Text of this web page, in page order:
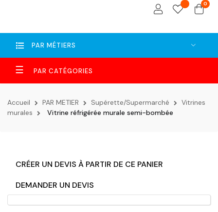
0
PAR MÉTIERS
Basculer
la
navigation
☰
Accueil PAR METIER Supérette/Supermarché
Vitrines
murales
Vitrine réfrigérée murale semi-bombée
CRÉER UN DEVIS À PARTIR DE CE PANIER
DEMANDER UN DEVIS